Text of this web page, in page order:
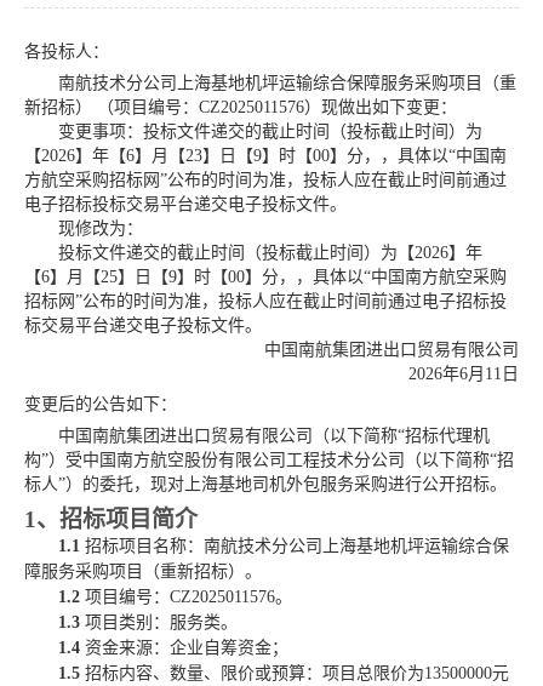
各投标人 ：
南航技术分公司上海基地机坪运输综合保障服务采购项目（重
新招标）
（项目编号： CZ2025011576） 现做出如下变更：
变更事项：投标文件递交的截止时间（投标截止时间）为
【2026】年【6】月【23】日【9】时【00】分，，具体以“中国南
方航空采购招标网”公布的时间为准，投标人应在截止时间前通过
电子招标投标交易平台递交电子投标文件。
现修改为：
投标文件递交的截止时间（投标截止时间）为【2026】年
【6】月【25】日【9】时【00】分，，具体以“中国南方航空采购
招标网”公布的时间为准，投标人应在截止时间前通过电子招标投
标交易平台递交电子投标文件。
中国南航集团进出口贸易有限公司
2026年6月 11 日
变更后的公告如下：
中国南航集团进出口贸易有限公司（以下简称“招标代理机
构”）受中国南方航空股份有限公司工程技术分公司（以下简称“招
标人”）的委托，现对 上海基地司机外包服务采购进行公开招标。
1、招标项目简介
1.1 招标项目名称： 南航技术分公司上海基地机坪运输综合保
障服务采购项目（重新招标） 。
1.2 项目 编号： CZ2025011576。
1.3 项目类别： 服务类。
1.4 资金来源：企业自筹资金；
1.5 招标内容、数量、限价或预算：项目总限价为13500000元